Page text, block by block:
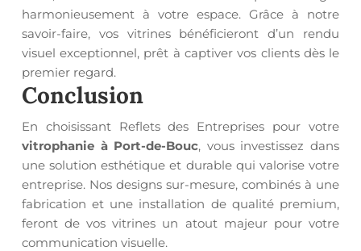
harmonieusement à votre espace. Grâce à notre
savoir-faire, vos vitrines bénéficieront d’un rendu
visuel exceptionnel, prêt à captiver vos clients dès le
premier regard.
Conclusion
En choisissant Reflets des Entreprises pour votre
vitrophanie à Port-de-Bouc, vous investissez dans
une solution esthétique et durable qui valorise votre
entreprise. Nos designs sur-mesure, combinés à une
fabrication et une installation de qualité premium,
feront de vos vitrines un atout majeur pour votre
communication visuelle.